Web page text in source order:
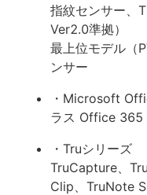
指紋センサー、
Ver2.0準拠）
最上位モデル（
ンサー
・Microsoft
ラス Office 365
・Truシリーズ
TruCapture、
Clip、TruNote